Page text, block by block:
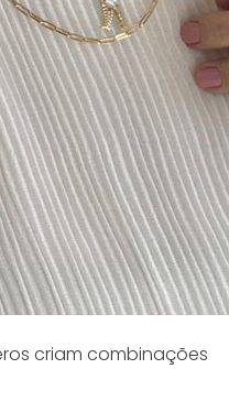
criam combinações